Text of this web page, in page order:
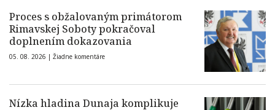
Proces s obžalovaným primátorom
Rimavskej Soboty pokračoval
doplnením dokazovania
05. 08. 2026 | Žiadne komentáre
Nízka hladina Dunaja komplikuje